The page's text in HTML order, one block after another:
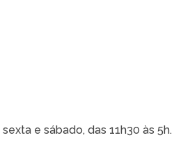
e sábado, das 11h30 às 5h.